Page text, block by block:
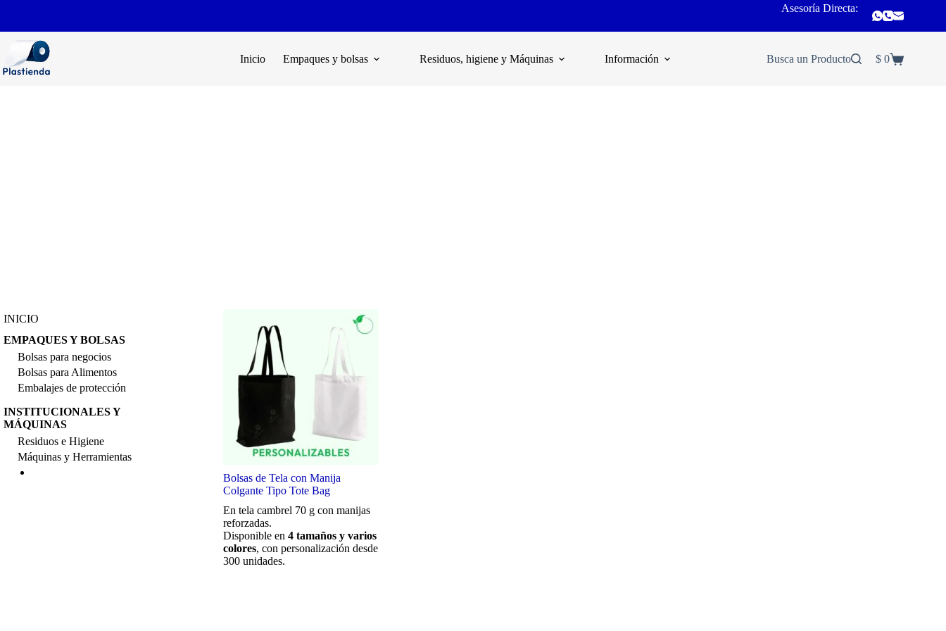
Asesoría Directa:
Inicio Empaques y bolsas Residuos, higiene y Máquinas Información Busca un Producto $ 0
Bolsas de Tela con Manija
Colgante Tipo Tote Bag
En tela cambrel 70 g con manijas
reforzadas.
Disponible en4 tamaños y varios
colores, con personalización desde
300 unidades.
INICIO
EMPAQUES Y BOLSAS
Bolsas para negocios
Bolsas para Alimentos
Embalajes de protección
INSTITUCIONALES Y
MÁQUINAS
Residuos e Higiene
Máquinas y Herramientas